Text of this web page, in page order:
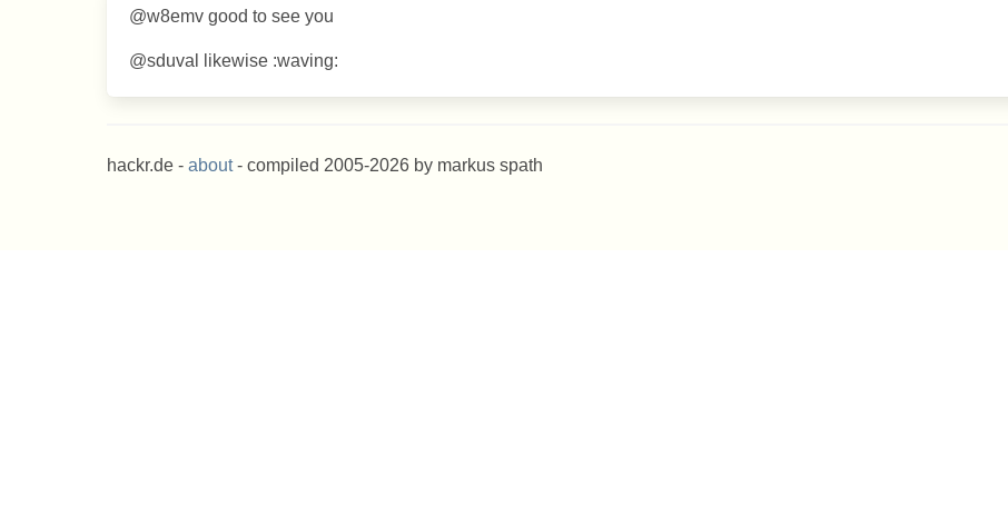
@w8emv good to see you
@sduval likewise :waving:
hackr.de - about- compiled 2005-2026 by markus spath